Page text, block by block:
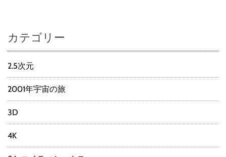
カテゴリー
2.5次元
2001年宇宙の旅
3D
4K